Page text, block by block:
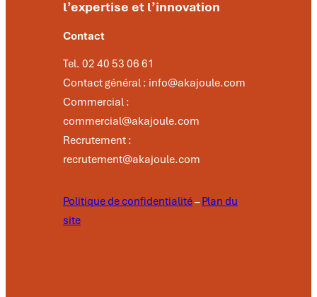
l’expertise et l’innovation
Contact
Tel. 02 40 53 06 61
Contact général : info@akajoule.com
Commercial :
commercial@akajoule.com
Recrutement :
recrutement@akajoule.com
Politique de confidentialité–Plan du
site